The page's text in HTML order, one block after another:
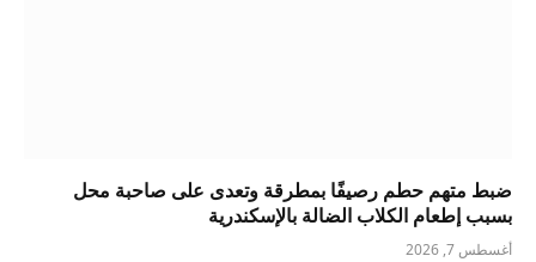
ضبط متهم حطم رصيفًا بمطرقة وتعدى على صاحبة محل
بسبب إطعام الكلاب الضالة بالإسكندرية
أغسطس 7, 2026